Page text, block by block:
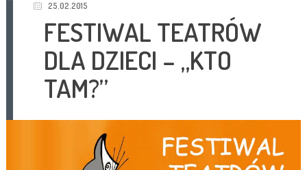
25.02.2015
FESTIWAL TEATRÓW
DLA DZIECI – „KTO
TAM?”